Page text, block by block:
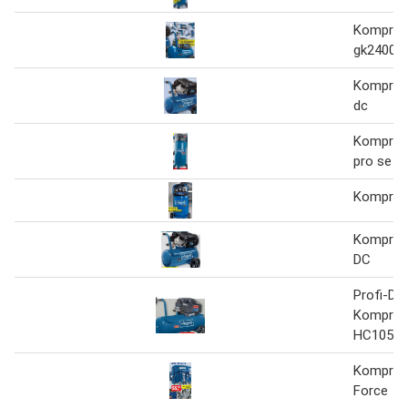
gk2400fx
dc
pro se
DC
Profi-
Force